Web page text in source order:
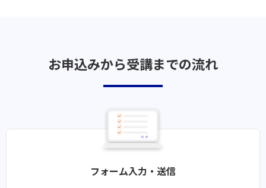
お申込みから受講までの流れ
フォーム入力・送信